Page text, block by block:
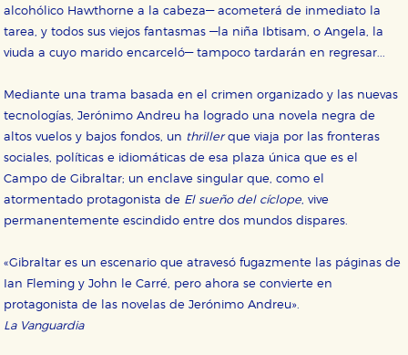
alcohólico Hawthorne a la cabeza— acometerá de inmediato la
tarea, y todos sus viejos fantasmas —la niña Ibtisam, o Angela, la
viuda a cuyo marido encarceló— tampoco tardarán en regresar...
Mediante una trama basada en el crimen organizado y las nuevas
tecnologías, Jerónimo Andreu ha logrado una novela negra de
altos vuelos y bajos fondos, un thrillerque viaja por las fronteras
sociales, políticas e idiomáticas de esa plaza única que es el
Campo de Gibraltar; un enclave singular que, como el
atormentado protagonista de El sueño del cíclope, vive
permanentemente escindido entre dos mundos dispares.
«Gibraltar es un escenario que atravesó fugazmente las páginas de
Ian Fleming y John le Carré, pero ahora se convierte en
protagonista de las novelas de Jerónimo Andreu».
La Vanguardia
Estas cookies son necesarias para que nuestro sitio
nuestro sistema. Es posible hacerlo desde el
navegador, pero en ese caso es posible que algunas
correctamente.
Cookies de rendimiento y analíticas
Estas cookies se utilizan para mejorar su experiencia
de navegación y optimizar el funcionamiento de
vez que nos visita. La información es agregada y, por lo
tanto, es anónima.
Cookies de publicidad y redes sociales
Estas cookies son gestionadas por nuestros socios